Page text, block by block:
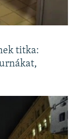
titka: